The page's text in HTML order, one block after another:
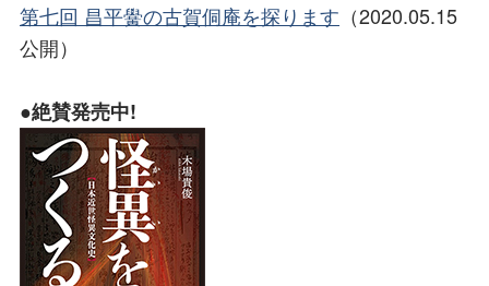
第七回 昌平黌の古賀侗庵を探ります （2020.05.15
公開）
●絶賛発売中!